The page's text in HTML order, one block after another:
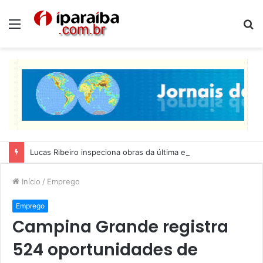
Menu
Início / Emprego
Emprego
Campina Grande registra
524 oportunidades de